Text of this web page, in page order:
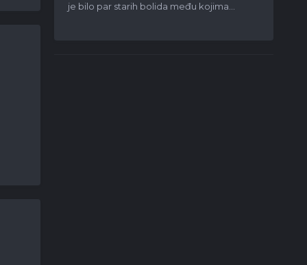
je bilo par starih bolida među kojima...